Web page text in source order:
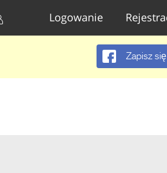
Logowanie
Zapisz